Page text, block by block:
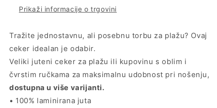
Prikaži informacije o trgovini
Tražite jednostavnu, ali posebnu torbu za plažu? Ovaj
ceker idealan je odabir.
Veliki juteni ceker za plažu ili kupovinu s oblim i
čvrstim ručkama za maksimalnu udobnost pri nošenju,
dostupna u više varijanti.
• 100% laminirana juta